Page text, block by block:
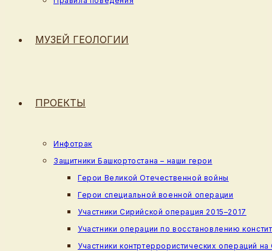
МУЗЕЙ ГЕОЛОГИИ
ПРОЕКТЫ
Инфотрак
Защитники Башкортостана – наши герои
Герои Великой Отечественной войны
Герои специальной военной операции
Участники Сирийской операция 2015–2017
Участники операции по восстановлению
Участники контртеррористических операций